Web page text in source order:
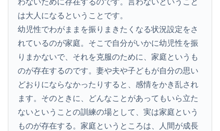
わないために存在するのです。言わないということ
は大人になるということです。
幼児性でわがままを振りまきたくなる状況設定をさ
れているのが家庭。そこで自分がいかに幼児性を振
りまかないで、それを克服のために、家庭というも
のが存在するのです。妻や夫や子どもが自分の思い
どおりにならなかったりすると、感情をかき乱され
ます。そのときに、どんなことがあってもいら立た
ないということの訓練の場として、実は家庭という
ものが存在する。家庭というところは、人間が成長